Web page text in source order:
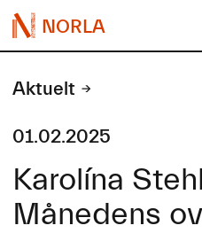
NORLA
Aktuelt
01.02.2025
Karolína
Månedens